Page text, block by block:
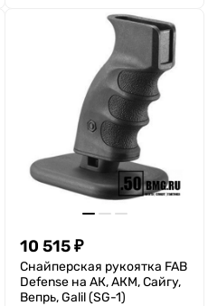
10 515₽
Снайперская рукоятка FAB
Defense на АК, АКМ, Сайгу,
Вепрь, Galil (SG-1)